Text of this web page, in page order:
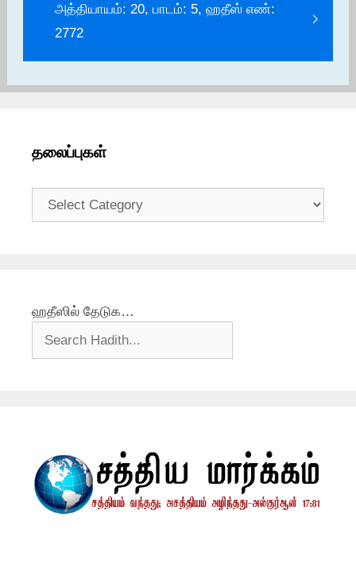
அத்தியாயம்: 20, பாடம்: 5, ஹதீஸ் எண்:
2772
தலைப்புகள்
தலைப்புகள்
ஹதீஸில் தேடுக…